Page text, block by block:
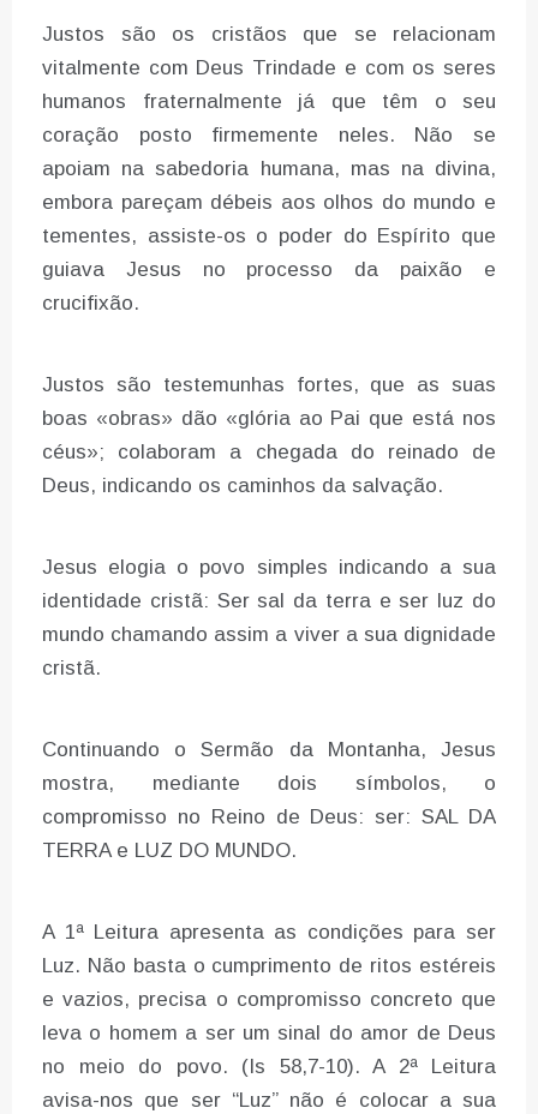
Justos são os cristãos que se relacionam
vitalmente com Deus Trindade e com os seres
humanos fraternalmente já que têm o seu
coração posto firmemente neles. Não se
apoiam na sabedoria humana, mas na divina,
embora pareçam débeis aos olhos do mundo e
tementes, assiste-os o poder do Espírito que
guiava Jesus no processo da paixão e
crucifixão.
Justos são testemunhas fortes, que as suas
boas «obras» dão «glória ao Pai que está nos
céus»; colaboram a chegada do reinado de
Deus, indicando os caminhos da salvação.
Jesus elogia o povo simples indicando a sua
identidade cristã: Ser sal da terra e ser luz do
mundo chamando assim a viver a sua dignidade
cristã.
Continuando o Sermão da Montanha, Jesus
mostra, mediante dois símbolos, o
compromisso no Reino de Deus: ser: SAL DA
TERRA e LUZ DO MUNDO.
A 1ª Leitura apresenta as condições para ser
Luz. Não basta o cumprimento de ritos estéreis
e vazios, precisa o compromisso concreto que
leva o homem a ser um sinal do amor de Deus
no meio do povo. (Is 58,7-10). A 2ª Leitura
avisa-nos que ser “Luz” não é colocar a sua